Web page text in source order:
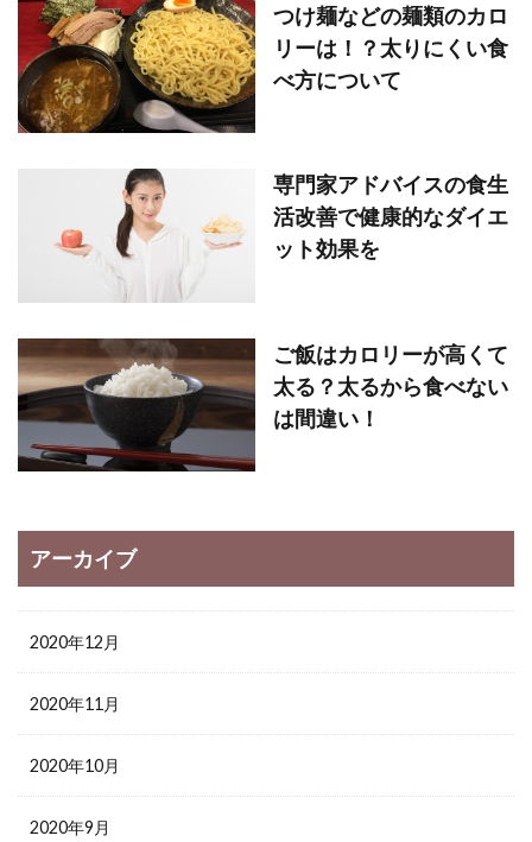
つけ麺などの麺類のカロ
リーは！？太りにくい食
べ方について
専門家アドバイスの食生
活改善で健康的なダイエ
ット効果を
ご飯はカロリーが高くて
太る？太るから食べない
は間違い！
アーカイブ
2020年12月
2020年11月
2020年10月
2020年9月